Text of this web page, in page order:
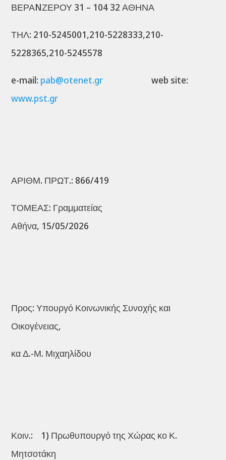
ΒΕΡΑNΖΕΡΟΥ 31 – 104 32 ΑΘΗΝΑ
ΤΗΛ: 210-5245001,210-5228333,210-
5228365,210-5245578
e-mail: pab@otenet.gr web site:
www.pst.gr
ΑΡΙΘΜ. ΠΡΩΤ.: 866/419
ΤΟΜΕΑΣ: Γραμματείας
Αθήνα, 15/05/2026
Προς: Υπουργό Κοινωνικής Συνοχής και
Οικογένειας,
κα Δ.-Μ. Μιχαηλίδου
Κοιν.: 1) Πρωθυπουργό της Χώρας κο Κ.
Μητσοτάκη